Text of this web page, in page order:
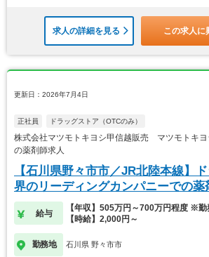
求人の詳細を見る この求人に
更新日：2026年7月4日
正社員 ドラッグストア（OTCのみ）
株式会社マツモトキヨシ甲信越販売 マツモトキヨ
の薬剤師求人
【石川県野々市市／JR北陸本線】
界のリーディングカンパニーでの薬
給与
【年収】505万円～700万円程度 ※勤
【時給】2,000円～
勤務地 石川県 野々市市